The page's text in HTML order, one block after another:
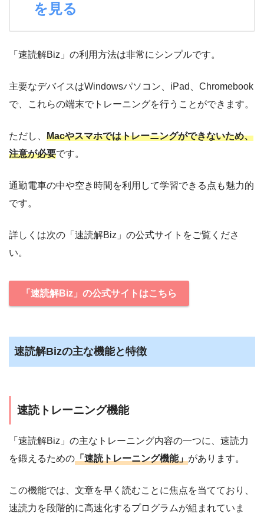
を見る
「速読解Biz」の利用方法は非常にシンプルです。
主要なデバイスはWindowsパソコン、iPad、Chromebook
で、これらの端末でトレーニングを行うことができます。
ただし、 Macやスマホではトレーニングができないため、
注意が必要です。
通勤電車の中や空き時間を利用して学習できる点も魅力的
です。
詳しくは次の「速読解Biz」の公式サイトをご覧くださ
い。
「速読解Biz」の公式サイトはこちら
速読解Bizの主な機能と特徴
速読トレーニング機能
「速読解Biz」の主なトレーニング内容の一つに、速読力
を鍛えるための 「速読トレーニング機能」 があります。
この機能では、文章を早く読むことに焦点を当てており、
速読力を段階的に高速化するプログラムが組まれていま